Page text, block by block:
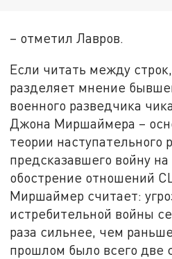
– отметил Лавров.
Если читать между
разделяет мнение
военного разведчика
Джона Миршаймера –
теории наступательного
предсказавшего войну
обострение отношений
Миршаймер считает:
истребительной войны
раза сильнее, чем
прошлом было всего две